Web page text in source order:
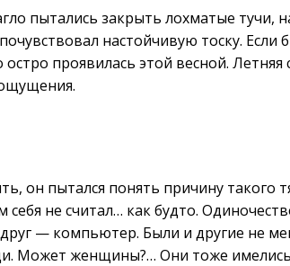
пытались закрыть лохматые тучи,
настойчивую тоску. Если
проявилась этой весной. Летняя
он пытался понять причину такого
не считал… как будто.
друг — компьютер. Были и другие не
Может женщины?… Они тоже